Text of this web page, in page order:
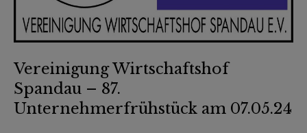
Vereinigung Wirtschaftshof
Spandau – 87.
Unternehmerfrühstück am 07.05.24